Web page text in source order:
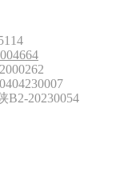
B2-20230054